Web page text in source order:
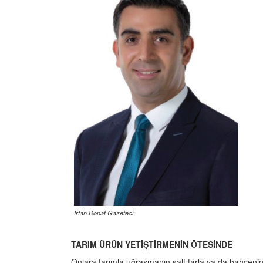
İrfan Donat Gazeteci
TARIM ÜRÜN YETİŞTİRMENİN ÖTESİNDE